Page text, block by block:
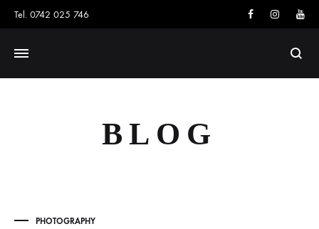
Tel. 0742 025 746 FacebookInstagram
BLOG
PHOTOGRAPHY